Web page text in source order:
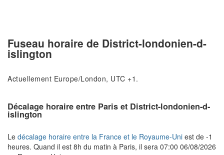
Fuseau horaire de District-londonien-d-
islington
Actuellement Europe/London, UTC +1.
Décalage horaire entre Paris et District-londonien-d-
islington
Le décalage horaire entre la France et le Royaume-Uni est de -1
heures. Quand il est 8h du matin à Paris, il sera 07:00 06/08/2026